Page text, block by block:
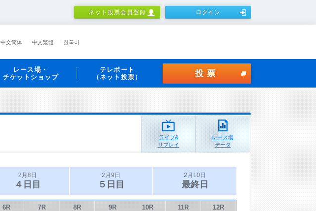
ネット投票会員登録 ログイン
中文简体 中文繁體 한국어
レース場・
チケットショップ
テレボート
（ネット投票）
投票
ライブ&
リプレイ
レース場
データ
2月8日
４日目
2月9日
５日目
2月10日
最終日
6R 7R 8R 9R 10R 11R 12R